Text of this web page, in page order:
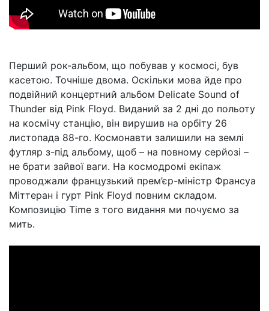
Перший рок-альбом, що побував у космосі, був
касетою. Точніше двома. Оскільки мова йде про
подвійний концертний альбом Delicate Sound of
Thunder від Pink Floyd. Виданий за 2 дні до польоту
на космічу станцію, він вирушив на орбіту 26
листопада 88-го. Космонавти залишили на землі
футляр з-під альбому, щоб – на повному серйозі –
не брати зайвої ваги. На космодромі екіпаж
проводжали французький прем’єр-міністр Франсуа
Міттеран і гурт Pink Floyd повним складом.
Композицію Time з того видання ми почуємо за
мить.